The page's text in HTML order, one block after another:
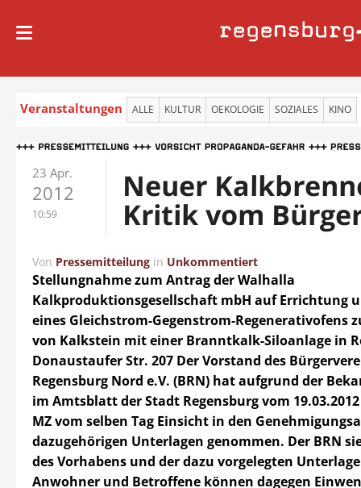
regensburg
Veranstaltungen ALLE KULTUR OEKOLOGIE SOZIALES KINO
23 Apr.
2012
10:59
Neuer
Kritik vom
Von Pressemitteilung in Unkommentiert
Stellungnahme zum Antrag der Walhalla
Kalkproduktionsgesellschaft mbH auf Errichtung
eines Gleichstrom-Gegenstrom-Regenerativofens
von Kalkstein mit einer Branntkalk-Siloanlage in
Donaustaufer Str. 207 Der Vorstand des
Regensburg Nord e.V. (BRN) hat aufgrund der
im Amtsblatt der Stadt Regensburg vom
MZ vom selben Tag Einsicht in den
dazugehörigen Unterlagen genommen. Der BRN
des Vorhabens und der dazu vorgelegten
Anwohner und Betroffene können dagegen